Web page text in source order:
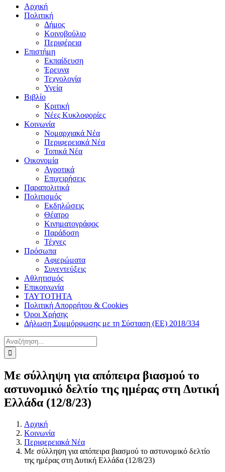
Αρχική
Πολιτική
Δήμος
Κοινοβούλιο
Περιφέρεια
Επιστήμη
Εκπαίδευση
Έρευνα
Τεχνολογία
Υγεία
Βιβλίο
Κριτική
Νέες Κυκλοφορίες
Κοινωνία
Νομαρχιακά Νέα
Περιφερειακά Νέα
Τοπικά Νέα
Οικονομία
Αγροτικά
Επιχειρήσεις
Παραπολιτικά
Πολιτισμός
Εκδηλώσεις
Θέατρο
Κινηματογράφος
Παράδοση
Τέχνες
Πρόσωπα
Αφιερώματα
Συνεντεύξεις
Αθλητισμός
Επικοινωνία
ΤΑΥΤΟΤΗΤΑ
Πολιτική Απορρήτου & Cookies
Όροι Χρήσης
Δήλωση Συμμόρφωσης με τη Σύσταση (ΕΕ) 2018/334
Αναζήτηση
για:
Με σύλληψη για απόπειρα βιασμού το
αστυνομικό δελτίο της ημέρας στη Δυτική
Ελλάδα (12/8/23)
Αρχική
Κοινωνία
Περιφερειακά Νέα
Με σύλληψη για απόπειρα βιασμού το αστυνομικό δελτίο
της ημέρας στη Δυτική Ελλάδα (12/8/23)